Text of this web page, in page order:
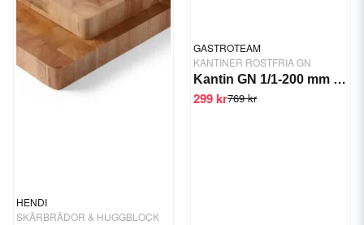
HENDI
SKÄRBRÄDOR & HUGGBLOCK
GASTROTEAM
KANTINER ROSTFRIA GN
Kantin GN 1/1-200 mm GTSWT
769 kr
299 kr